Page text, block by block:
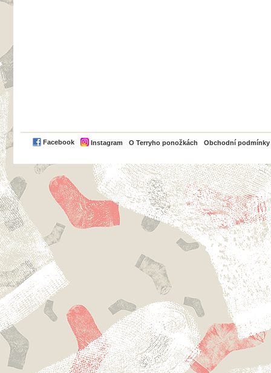
Facebook Instagram O Terryho ponožkách Obchodní podmínky
PayPal